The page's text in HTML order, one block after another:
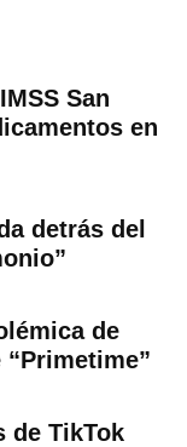
San
en
detrás del
de
de TikTok